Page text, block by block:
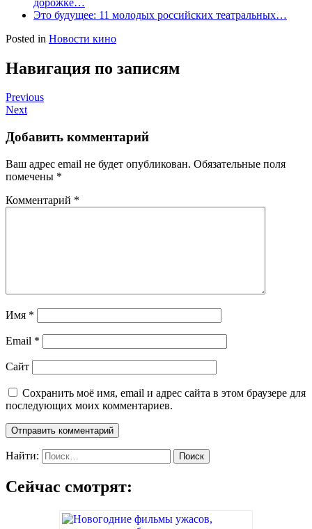
Это будущее: 11 молодых российских театральных…
Posted in Новости кино
Навигация по записям
Previous
Next
Добавить комментарий
Ваш адрес email не будет опубликован. Обязательные поля
помечены *
Комментарий *
Имя *
Email *
Сайт
Сохранить моё имя, email и адрес сайта в этом браузере для
последующих моих комментариев.
Найти:
Сейчас смотрят: